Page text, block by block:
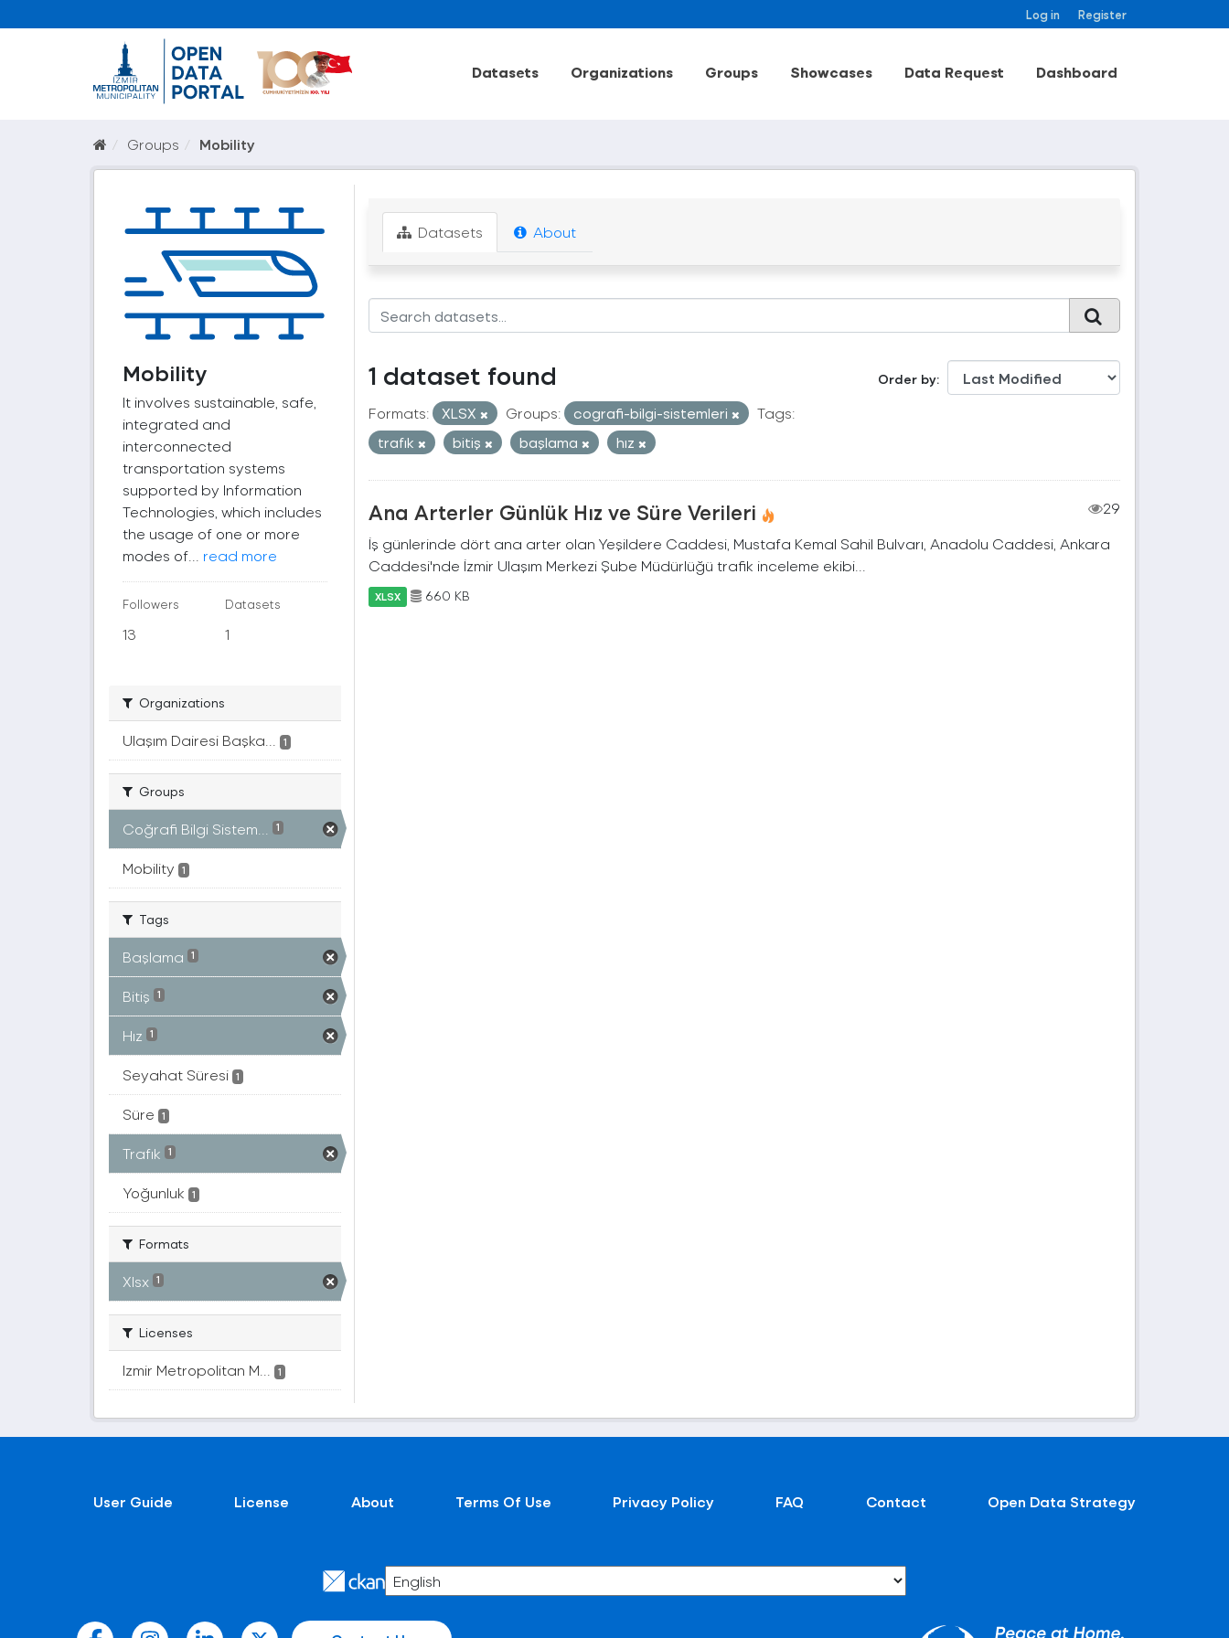
Log in Register
Datasets Organizations Groups Showcases Data Request Dashboard
Groups Mobility
Mobility
It involves sustainable, safe,
integrated and
interconnected
transportation systems
supported by Information
Technologies, which includes
the usage of one or more
modes of... read more
Followers
13
Datasets
1
Organizations
Ulaşım Dairesi Başka... 1
Groups
Coğrafi Bilgi Sistem... 1
Mobility 1
Tags
Başlama 1
Bitiş 1
Hız 1
Seyahat Süresi 1
Süre 1
Trafık 1
Yoğunluk 1
Formats
Xlsx 1
Licenses
Izmir Metropolitan M... 1
Datasets About
Order by
1 dataset found
Formats: XLSX Groups: cografi-bilgi-sistemleri
Tags:
trafık
bitiş başlama hız
Ana Arterler Günlük Hız ve Süre Verileri
29
İş günlerinde dört ana arter olan Yeşildere Caddesi, Mustafa Kemal Sahil Bulvarı, Anadolu Caddesi, Ankara
Caddesi'nde İzmir Ulaşım Merkezi Şube Müdürlüğü trafik inceleme ekibi...
XLSX 660 KB
User Guide License About Terms Of Use Privacy Policy FAQ Contact Open Data Strategy